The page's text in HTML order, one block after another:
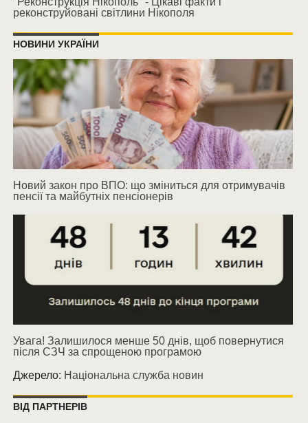
реконструйовані світлини Нікополя
НОВИНИ УКРАЇНИ
Новий закон про ВПО: що зміниться для отримувачів
пенсії та майбутніх пенсіонерів
Увага! Залишилося менше 50 днів, щоб повернутися
після СЗЧ за спрощеною програмою
Джерело: Національна служба новин
ВІД ПАРТНЕРІВ